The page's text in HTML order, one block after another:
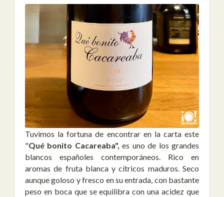
Tuvimos la fortuna de encontrar en la carta este
"Qué bonito Cacareaba",es uno de los grandes
blancos españoles contemporáneos. Rico en
aromas de fruta blanca y cítricos maduros. Seco
aunque goloso y fresco en su entrada, con bastante
peso en boca que se equilibra con una acidez que